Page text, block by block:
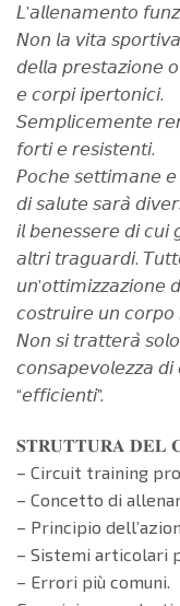
𝘓’𝘢𝘭𝘭𝘦𝘯𝘢𝘮𝘦𝘯𝘵𝘰
𝘕𝘰𝘯 𝘭𝘢 𝘷𝘪𝘵𝘢
𝘥𝘦𝘭𝘭𝘢 𝘱𝘳𝘦𝘴𝘵𝘢𝘻𝘪𝘰𝘯𝘦
𝘦 𝘤𝘰𝘳𝘱𝘪 𝘪𝘱𝘦𝘳𝘵𝘰𝘯𝘪𝘤𝘪.
𝘚𝘦𝘮𝘱𝘭𝘪𝘤𝘦𝘮𝘦𝘯𝘵𝘦
𝘧𝘰𝘳𝘵𝘪 𝘦 𝘳𝘦𝘴𝘪𝘴𝘵𝘦𝘯𝘵𝘪.
𝘗𝘰𝘤𝘩𝘦 𝘴𝘦𝘵𝘵𝘪𝘮𝘢𝘯𝘦 𝘦
𝘥𝘪 𝘴𝘢𝘭𝘶𝘵𝘦 𝘴𝘢𝘳𝘢̀
𝘪𝘭 𝘣𝘦𝘯𝘦𝘴𝘴𝘦𝘳𝘦 𝘥𝘪
𝘢𝘭𝘵𝘳𝘪 𝘵𝘳𝘢𝘨𝘶𝘢𝘳𝘥𝘪.
𝘶𝘯’𝘰𝘵𝘵𝘪𝘮𝘪𝘻𝘻𝘢𝘻𝘪𝘰𝘯𝘦
𝘤𝘰𝘴𝘵𝘳𝘶𝘪𝘳𝘦 𝘶𝘯
𝘕𝘰𝘯 𝘴𝘪 𝘵𝘳𝘢𝘵𝘵𝘦𝘳𝘢̀
𝘤𝘰𝘯𝘴𝘢𝘱𝘦𝘷𝘰𝘭𝘦𝘻𝘻𝘢 𝘥𝘪
“𝘦𝘧𝘧𝘪𝘤𝘪𝘦𝘯𝘵𝘪”.
𝐒𝐓𝐑𝐔𝐓𝐓𝐔𝐑𝐀 𝐃𝐄𝐋
– Circuit training
– Concetto di
– Principio
– Sistemi articolari
– Errori più comuni.